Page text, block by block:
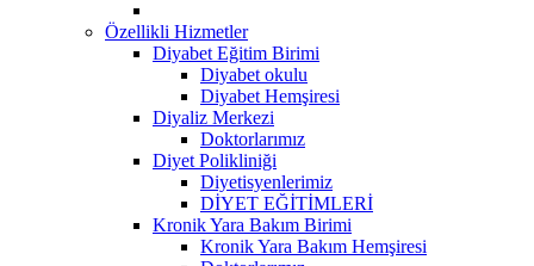
Özellikli Hizmetler
Diyabet Eğitim Birimi
Diyabet okulu
Diyabet Hemşiresi
Diyaliz Merkezi
Doktorlarımız
Diyet Polikliniği
Diyetisyenlerimiz
DİYET EĞİTİMLERİ
Kronik Yara Bakım Birimi
Kronik Yara Bakım Hemşiresi